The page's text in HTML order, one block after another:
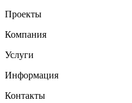
Проекты
Компания
Услуги
Информация
Контакты